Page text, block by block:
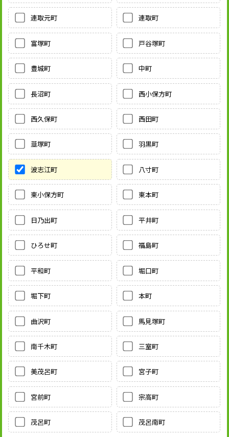
連取元町 連取町
富塚町 戸谷塚町
豊城町 中町
長沼町 西小保方町
西久保町 西田町
韮塚町 羽黒町
波志江町 八寸町
東小保方町 東本町
日乃出町 平井町
ひろせ町 福島町
平和町 堀口町
堀下町 本町
曲沢町 馬見塚町
南千木町 三室町
美茂呂町 宮子町
宮前町 宗高町
茂呂町 茂呂南町